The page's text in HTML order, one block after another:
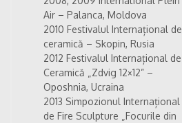
Air – Palanca, Moldova
2010 Festivalul Internațional de
ceramică – Skopin, Rusia
2012 Festivalul Internațional de
Ceramică „Zdvig 12×12” –
Oposhnia, Ucraina
2013 Simpozionul Internațional
de Fire Sculpture „Focurile din